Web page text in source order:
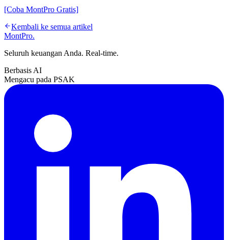
[Coba MontPro Gratis]
Kembali ke semua artikel
MontPro.
Seluruh keuangan Anda. Real-time.
Berbasis AI
Mengacu pada PSAK